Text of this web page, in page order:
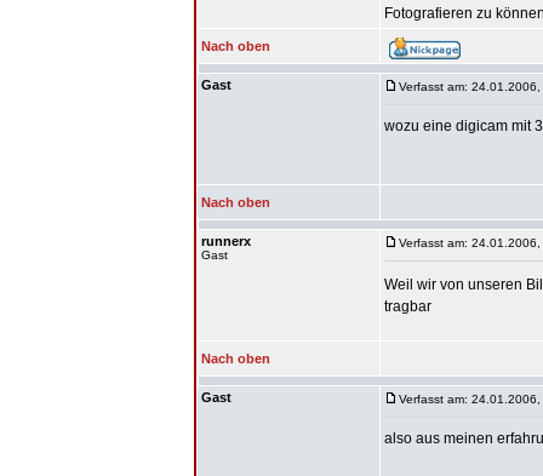
Fotografieren zu
Nach oben
Gast Verfasst am: 24.01.2006,
wozu eine digicam mit
Nach oben
runnerx
Gast
Verfasst am:
Weil wir von unseren
tragbar
Nach oben
Gast Verfasst am:
also aus meinen